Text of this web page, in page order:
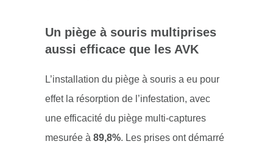
Un piège à souris multiprises
aussi efficace que les AVK
L’installation du piège à souris a eu pour
effet la résorption de l’infestation, avec
une efficacité du piège multi-captures
mesurée à89,8%. Les prises ont démarré